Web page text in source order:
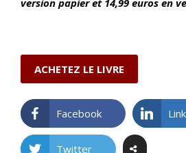
version papier et 14,99 euros en
ACHETEZ LE LIVRE
Facebook
Twitter